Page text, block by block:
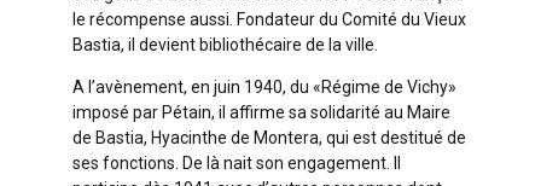
le récompense aussi. Fondateur du Comité du Vieux
Bastia, il devient bibliothécaire de la ville.
A l’avènement, en juin 1940, du «Régime de Vichy»
imposé par Pétain, il affirme sa solidarité au Maire
de Bastia, Hyacinthe de Montera, qui est destitué de
ses fonctions. De là nait son engagement. Il